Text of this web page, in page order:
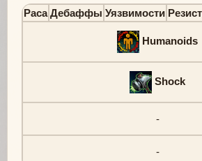
Раса Дебаффы Уязвимости
Humanoids
Shock
-
-